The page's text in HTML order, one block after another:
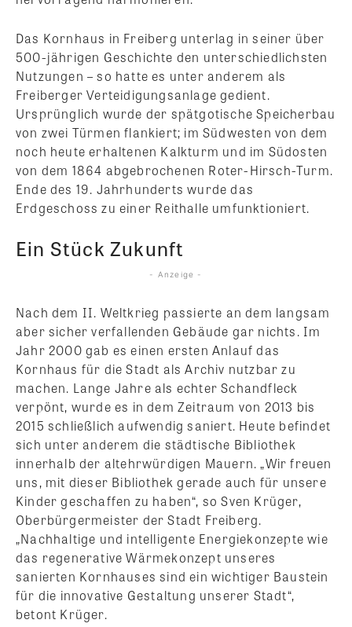
Das Kornhaus in Freiberg unterlag in seiner über
500-jährigen Geschichte den unterschiedlichsten
Nutzungen – so hatte es unter anderem als
Freiberger Verteidigungsanlage gedient.
Ursprünglich wurde der spätgotische Speicherbau
von zwei Türmen flankiert; im Südwesten von dem
noch heute erhaltenen Kalkturm und im Südosten
von dem 1864 abgebrochenen Roter-Hirsch-Turm.
Ende des 19. Jahrhunderts wurde das
Erdgeschoss zu einer Reithalle umfunktioniert.
Ein Stück Zukunft
- Anzeige -
Nach dem II. Weltkrieg passierte an dem langsam
aber sicher verfallenden Gebäude gar nichts. Im
Jahr 2000 gab es einen ersten Anlauf das
Kornhaus für die Stadt als Archiv nutzbar zu
machen. Lange Jahre als echter Schandfleck
verpönt, wurde es in dem Zeitraum von 2013 bis
2015 schließlich aufwendig saniert. Heute befindet
sich unter anderem die städtische Bibliothek
innerhalb der altehrwürdigen Mauern. „Wir freuen
uns, mit dieser Bibliothek gerade auch für unsere
Kinder geschaffen zu haben“, so Sven Krüger,
Oberbürgermeister der Stadt Freiberg.
„Nachhaltige und intelligente Energiekonzepte wie
das regenerative Wärmekonzept unseres
sanierten Kornhauses sind ein wichtiger Baustein
für die innovative Gestaltung unserer Stadt“,
betont Krüger.